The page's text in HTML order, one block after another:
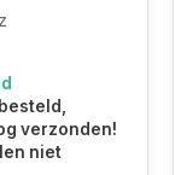
verzonden!
niet